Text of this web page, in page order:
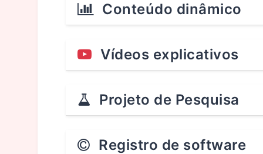
Conteúdo dinâmico
Vídeos explicativos
Projeto de Pesquisa
Registro de software